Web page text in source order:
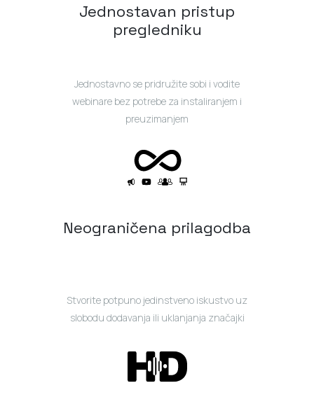
Jednostavan pristup
pregledniku
Jednostavno se pridružite sobi i vodite
webinare bez potrebe za instaliranjem i
preuzimanjem
Neograničena prilagodba
Stvorite potpuno jedinstveno iskustvo uz
slobodu dodavanja ili uklanjanja značajki